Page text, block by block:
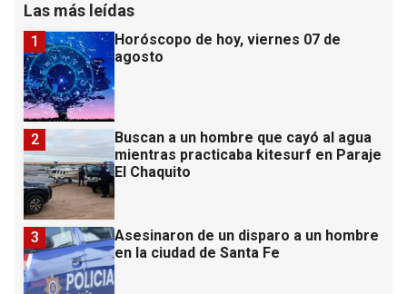
Las más leídas
Horóscopo de hoy, viernes 07 de
agosto
1
Buscan a un hombre que cayó al agua
mientras practicaba kitesurf en Paraje
El Chaquito
2
Asesinaron de un disparo a un hombre
en la ciudad de Santa Fe
3